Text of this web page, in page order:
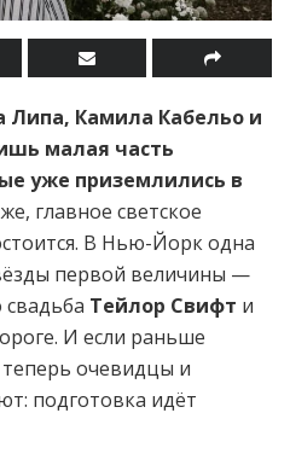
Липа, Камила Кабельо и
малая часть
уже приземлились в
главное светское
В Нью-Йорк одна
первой величины —
свадьба Тейлор Свифт и
И если раньше
теперь очевидцы и
подготовка идёт